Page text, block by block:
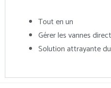
Tout en un
Gérer les vannes
Solution attrayante